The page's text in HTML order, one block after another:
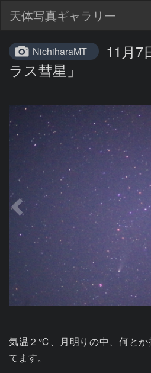
天体写真ギャラリー
NichiharaMT
11月7
ラス彗星」
気温２℃、月明りの中、何とか